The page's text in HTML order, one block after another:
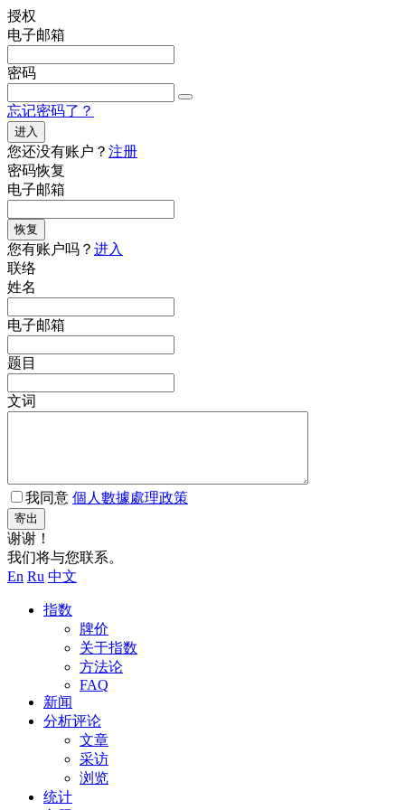
授权
电子邮箱
密码
忘记密码了？
进入
您还没有账户？ 注册
密码恢复
电子邮箱
恢复
您有账户吗？ 进入
联络
姓名
电子邮箱
题目
文词
我同意 個人數據處理政策
寄出
谢谢！
我们将与您联系。
En Ru 中文
指数
牌价
关于指数
方法论
FAQ
新闻
分析评论
文章
采访
浏览
统计